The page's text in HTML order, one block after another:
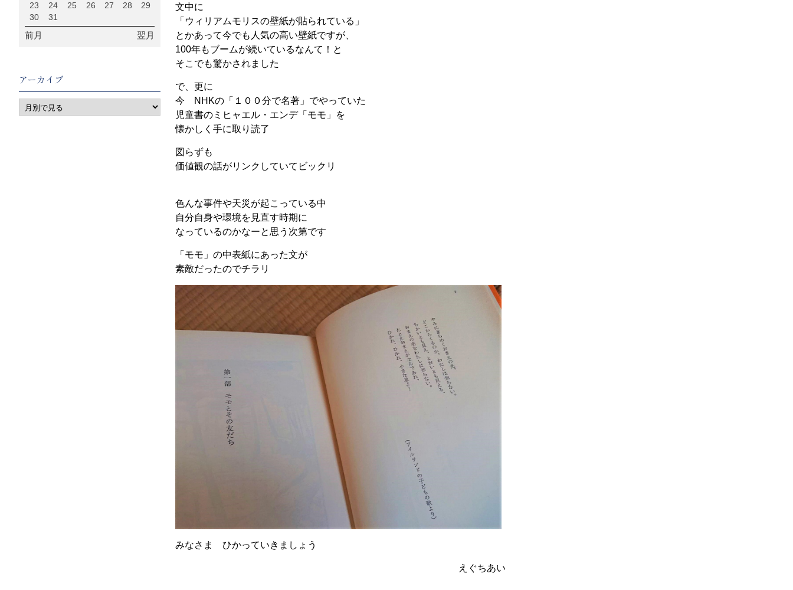
文中に
「ウィリアムモリスの壁紙が貼られている」
とかあって今でも人気の高い壁紙ですが、
100年もブームが続いているなんて！と
そこでも驚かされました
で、更に
今 NHKの「１００分で名著」でやっていた
児童書のミヒャエル・エンデ「モモ」を
懐かしく手に取り読了
図らずも
価値観の話がリンクしていてビックリ
色んな事件や天災が起こっている中
自分自身や環境を見直す時期に
なっているのかなーと思う次第です
「モモ」の中表紙にあった文が
素敵だったのでチラリ
みなさま ひかっていきましょう
えぐちあい
23
24 25 26 27 28
29
30
31
前月 翌月
アーカイブ